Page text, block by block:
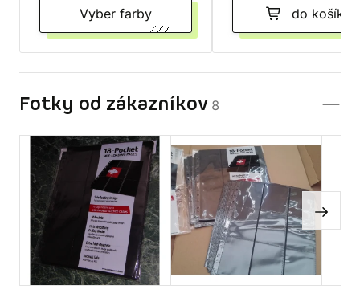
Vyber farby do košíka
Fotky od zákazníkov 8